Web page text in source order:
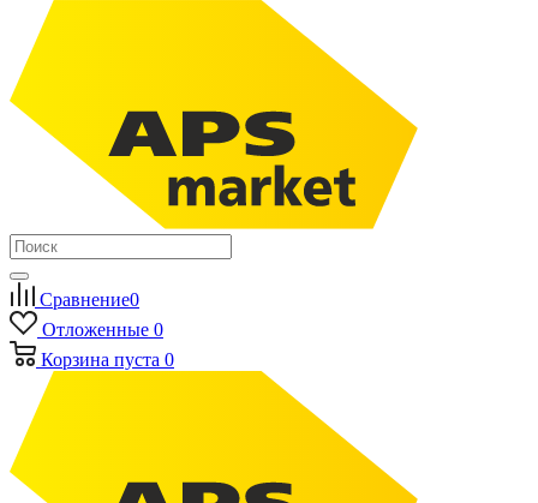
Сравнение0
Отложенные 0
Корзина пуста 0